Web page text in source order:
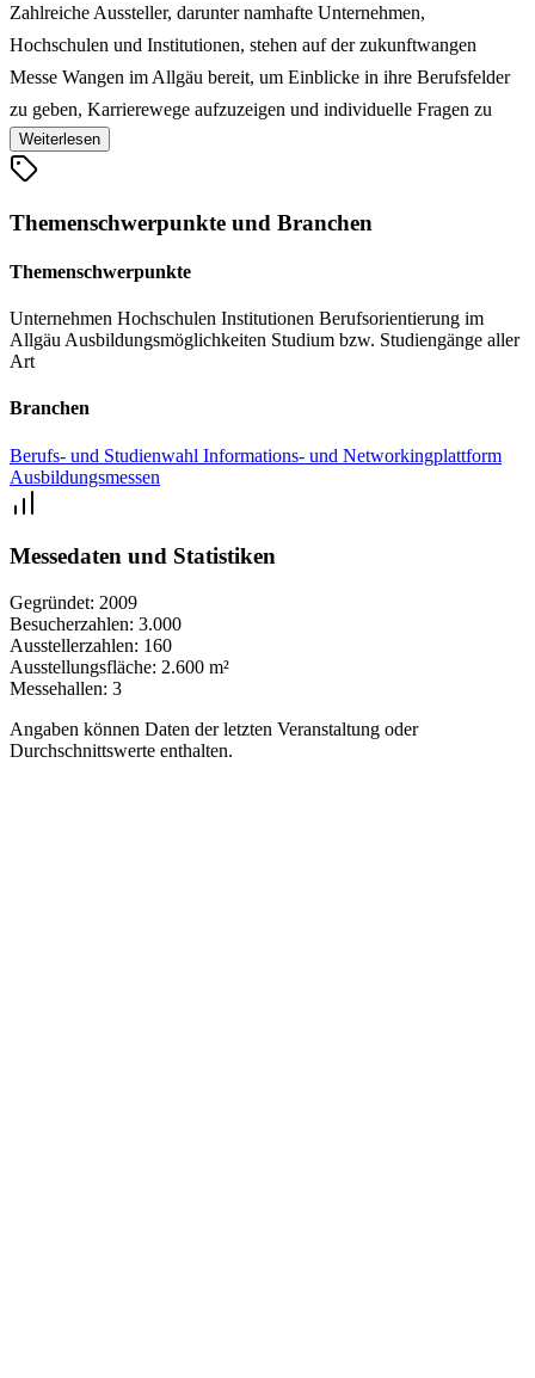
Zahlreiche Aussteller, darunter namhafte Unternehmen,
Hochschulen und Institutionen, stehen auf der zukunftwangen
Messe Wangen im Allgäu bereit, um Einblicke in ihre Berufsfelder
zu geben, Karrierewege aufzuzeigen und individuelle Fragen zu
beantworten.
bedeutendsten Plattformen für Berufsorientierung im Allgäu
Möglichkeiten zu entdecken und Ihrer Karriere den richtigen Start
zu geben.
Die zukunftwangen hat sich zu einem Top Event im Südwesten
Weiterlesen
Themenschwerpunkte und Branchen
Themenschwerpunkte
Unternehmen Hochschulen Institutionen Berufsorientierung im
Allgäu Ausbildungsmöglichkeiten Studium bzw. Studiengänge aller
Art
Branchen
Berufs- und Studienwahl Informations- und Networkingplattform
Ausbildungsmessen
Messedaten und Statistiken
Gegründet: 2009
Besucherzahlen: 3.000
Ausstellerzahlen: 160
Ausstellungsfläche: 2.600 m²
Messehallen: 3
Angaben können Daten der letzten Veranstaltung oder
Durchschnittswerte enthalten.